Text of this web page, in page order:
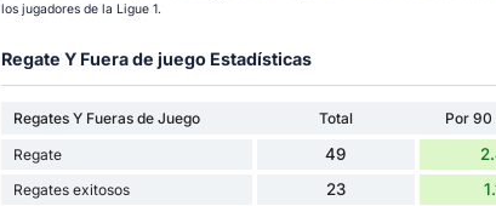
los jugadores de la Ligue 1.
Regate Y Fuera de juego Estadísticas
Regates Y Fueras de Juego Total Por 90
Regate
49
Regates exitosos 23